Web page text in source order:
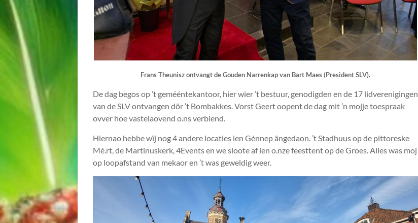
Frans Theunisz ontvangt de Gouden Narrenkap van Bart Maes (President SLV).
De dag begos op ’t gemééntekantoor, hier wier ’t bestuur, genodigden en de 17 lidverenigingen
van de SLV ontvangen dör ’t Bombakkes. Vorst Geert oopent de dag mit ’n mojje toespraak
ovver hoe vastelaovend o.ns verbiend.
Hiernao hebbe wïj nog 4 andere locaties ien Génnep ângedaon. ’t Stadhuus op de pittoreske
Mé.rt, de Martinuskerk, 4Events en we sloote af ien o.nze feesttent op de Groes. Alles was moj
op loopafstand van mekaor en ’t was geweldig weer.